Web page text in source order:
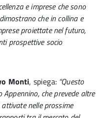
e imprese che sono
che in collina e
proiettate nel futuro,
prospettive socio
Monti, spiega: “Questo
che prevede altre
nelle prossime